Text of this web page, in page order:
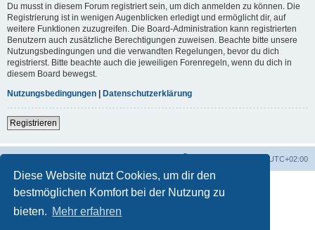
Diese Website nutzt Cookies, um dir den
bestmöglichen Komfort bei der Nutzung zu
bieten. Mehr erfahren
Du musst in diesem Forum registriert sein, um dich anmelden zu können. Die
Registrierung ist in wenigen Augenblicken erledigt und ermöglicht dir, auf
weitere Funktionen zuzugreifen. Die Board-Administration kann registrierten
Benutzern auch zusätzliche Berechtigungen zuweisen. Beachte bitte unsere
Nutzungsbedingungen und die verwandten Regelungen, bevor du dich
registrierst. Bitte beachte auch die jeweiligen Forenregeln, wenn du dich in
diesem Board bewegst.
Nutzungsbedingungen | Datenschutzerklärung
Registrieren
UTC+02:00